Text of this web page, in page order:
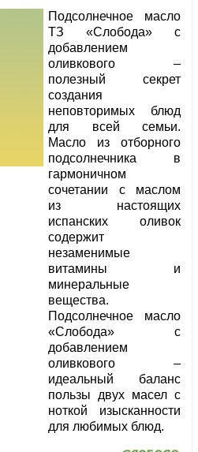
Подсолнечное масло
ТЗ «Слобода» с
добавлением
оливкового –
полезный секрет
создания
неповторимых блюд
для всей семьи.
Масло из отборного
подсолнечника в
гармоничном
сочетании с маслом
из настоящих
испанских оливок
содержит
незаменимые
витамины и
минеральные
вещества.
Подсолнечное масло
«Слобода» с
добавлением
оливкового –
идеальный баланс
пользы двух масел с
ноткой изысканности
для любимых блюд.